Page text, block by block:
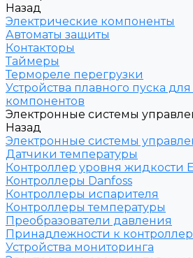
Назад
Электрические компоненты
Автоматы защиты
Контакторы
Таймеры
Термореле перегрузки
Устройства плавного пуска
компонентов
Электронные системы
Назад
Электронные системы
Датчики температуры
Контроллер уровня жидкости
Контроллеры Danfoss
Контроллеры испарителя
Контроллеры температуры
Преобразователи давления
Принадлежности к
Устройства мониторинга